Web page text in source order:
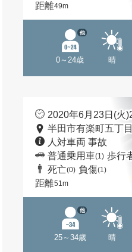
距離49m
0～24歳
他
晴
2020年6月23日(火
半田市有楽町五丁
人対車両 事故
普通乗用車(1) 歩行
死亡(0) 負傷(1)
距離51m
25～34歳
他
晴